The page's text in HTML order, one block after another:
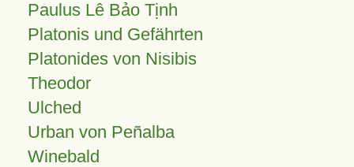
Paulus Lê Bảo Tịnh
Platonis und Gefährten
Platonides von Nisibis
Theodor
Ulched
Urban von Peñalba
Winebald